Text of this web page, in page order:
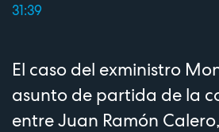
31:39
El caso del exministro
asunto de partida de la
entre Juan Ramón